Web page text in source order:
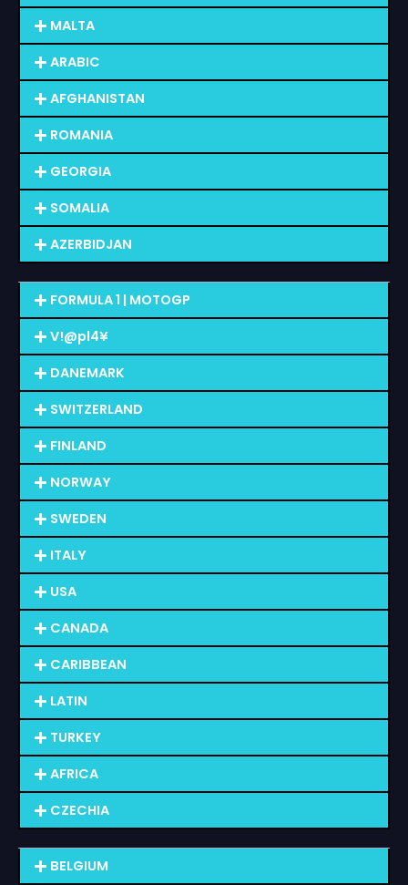
MALTA
ARABIC
AFGHANISTAN
ROMANIA
GEORGIA
SOMALIA
AZERBIDJAN
FORMULA 1 | MOTOGP
V!@pl4¥
DANEMARK
SWITZERLAND
FINLAND
NORWAY
SWEDEN
ITALY
USA
CANADA
CARIBBEAN
LATIN
TURKEY
AFRICA
CZECHIA
BELGIUM